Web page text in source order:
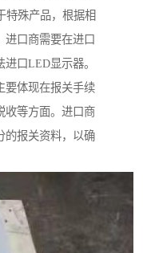
特殊产品，根据相
进口商需要在进口
口LED显示器。
要体现在报关手续
收等方面。进口商
的报关资料，以确